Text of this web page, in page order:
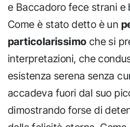
e Baccadoro fece strani e
Come è stato detto è un
particolarissimo che si
interpretazioni, che
esistenza serena senza
accadeva fuori dal suo
dimostrando forse di